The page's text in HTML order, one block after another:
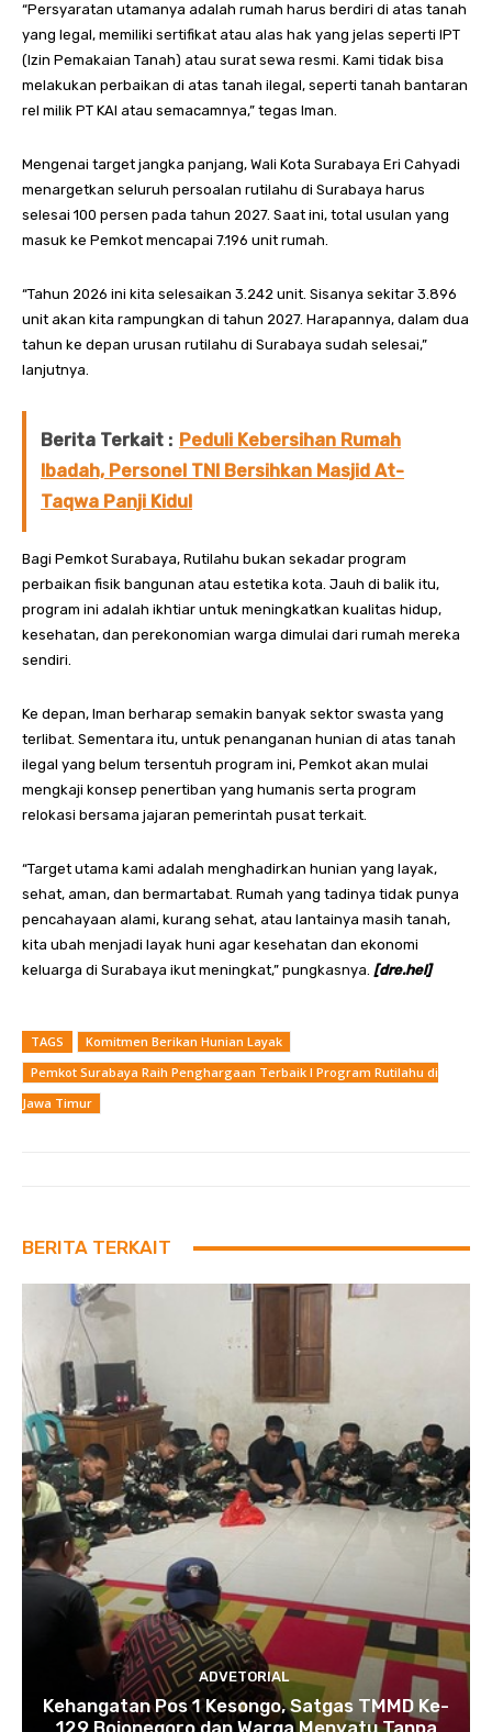
“Persyaratan utamanya adalah rumah harus berdiri di atas tanah
yang legal, memiliki sertifikat atau alas hak yang jelas seperti IPT
(Izin Pemakaian Tanah) atau surat sewa resmi. Kami tidak bisa
melakukan perbaikan di atas tanah ilegal, seperti tanah bantaran
rel milik PT KAI atau semacamnya,” tegas Iman.
Mengenai target jangka panjang, Wali Kota Surabaya Eri Cahyadi
menargetkan seluruh persoalan rutilahu di Surabaya harus
selesai 100 persen pada tahun 2027. Saat ini, total usulan yang
masuk ke Pemkot mencapai 7.196 unit rumah.
“Tahun 2026 ini kita selesaikan 3.242 unit. Sisanya sekitar 3.896
unit akan kita rampungkan di tahun 2027. Harapannya, dalam dua
tahun ke depan urusan rutilahu di Surabaya sudah selesai,”
lanjutnya.
Berita Terkait : Peduli Kebersihan Rumah
Ibadah, Personel TNI Bersihkan Masjid At-
Taqwa Panji Kidul
Bagi Pemkot Surabaya, Rutilahu bukan sekadar program
perbaikan fisik bangunan atau estetika kota. Jauh di balik itu,
program ini adalah ikhtiar untuk meningkatkan kualitas hidup,
kesehatan, dan perekonomian warga dimulai dari rumah mereka
sendiri.
Ke depan, Iman berharap semakin banyak sektor swasta yang
terlibat. Sementara itu, untuk penanganan hunian di atas tanah
ilegal yang belum tersentuh program ini, Pemkot akan mulai
mengkaji konsep penertiban yang humanis serta program
relokasi bersama jajaran pemerintah pusat terkait.
“Target utama kami adalah menghadirkan hunian yang layak,
sehat, aman, dan bermartabat. Rumah yang tadinya tidak punya
pencahayaan alami, kurang sehat, atau lantainya masih tanah,
kita ubah menjadi layak huni agar kesehatan dan ekonomi
keluarga di Surabaya ikut meningkat,” pungkasnya. [dre.hel]
TAGS
Komitmen Berikan Hunian Layak
Pemkot Surabaya Raih Penghargaan Terbaik I Program Rutilahu di
Jawa Timur
BERITA TERKAIT
ADVETORIAL
Kehangatan Pos 1 Kesongo, Satgas TMMD Ke-
129 Bojonegoro dan Warga Menyatu Tanpa